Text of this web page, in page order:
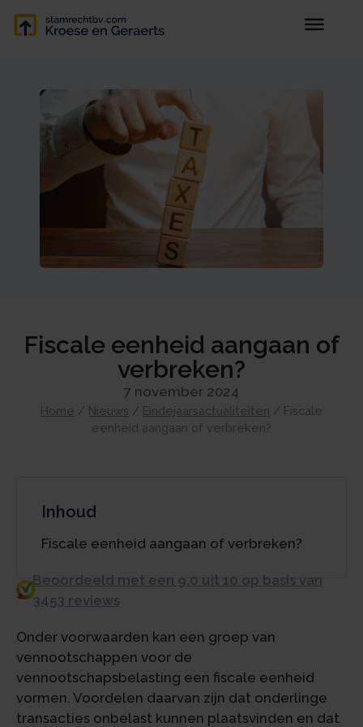
Fiscale eenheid aangaan of
verbreken?
7 november 2024
Home / Nieuws / Eindejaarsactualiteiten / Fiscale
eenheid aangaan of verbreken?
Inhoud
Fiscale eenheid aangaan of verbreken?
Beoordeeld met een 9.0 uit 10 op basis van
3453 reviews
Onder voorwaarden kan een groep van
vennootschappen voor de
vennootschapsbelasting een fiscale eenheid
vormen. Voordelen daarvan zijn dat onderlinge
transacties onbelast kunnen plaatsvinden en dat